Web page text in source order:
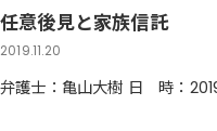
任意後見と家族信託
2019.11.20
弁護士：亀山大樹 日 時：